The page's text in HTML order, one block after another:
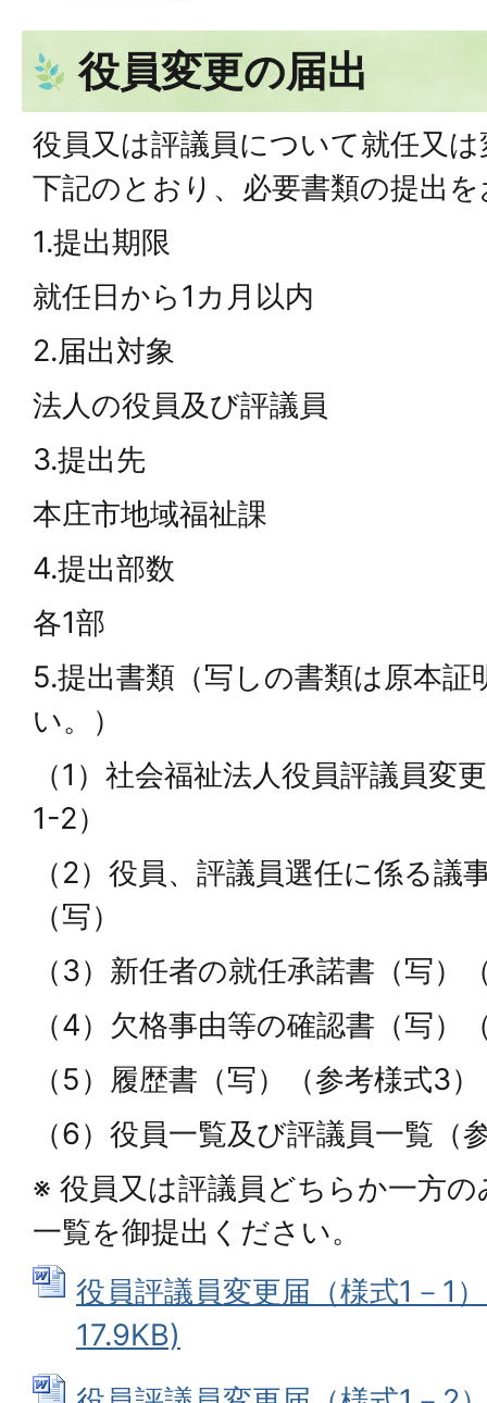
役員変更の届出
役員又は評議員について就任又
下記のとおり、必要書類の提出
1.提出期限
就任日から1カ月以内
2.届出対象
法人の役員及び評議員
3.提出先
本庄市地域福祉課
4.提出部数
各1部
5.提出書類（写しの書類は原本
い。）
（1）社会福祉法人役員評議員変
1-2）
（2）役員、評議員選任に係る議
（写）
（3）新任者の就任承諾書（写）
（4）欠格事由等の確認書（写）
（5）履歴書（写）（参考様式3）
（6）役員一覧及び評議員一覧（
※ 役員又は評議員どちらか一方
一覧を御提出ください。
役員評議員変更届（様式1－1
17.9KB)